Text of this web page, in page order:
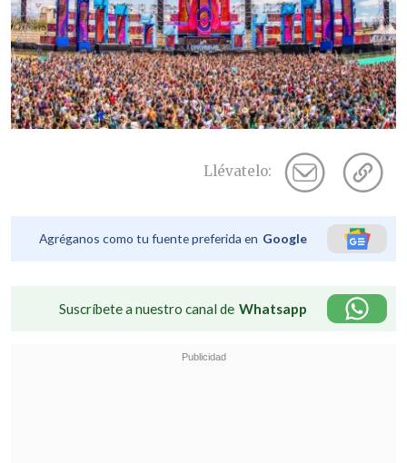
Llévatelo:
Agréganos como tu fuente preferida en Google
Suscríbete a nuestro canal de Whatsapp